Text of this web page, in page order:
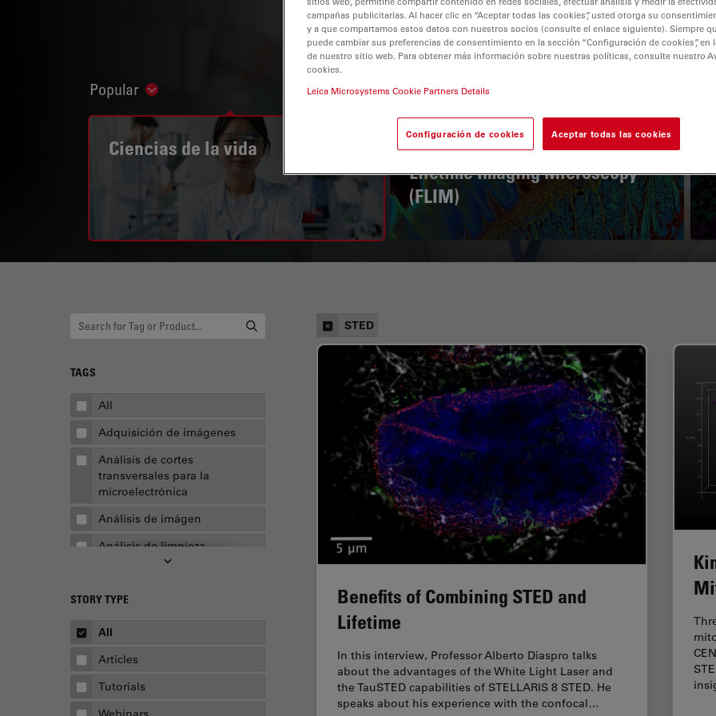
Popular Show subnavigation
Ciencias de la vida
A Guide to Fluorescence
Lifetime Imaging Microscopy
(FLIM)
TAGS
All
Adquisición de imágenes
Análisis de cortes
transversales para la
microelectrónica
Análisis de imágen
Análisis de limpieza
Apertura numérica
AR Surgery
Automoción y transporte
Biofarmacia
Biología celular
STORY TYPE
All
Articles
Tutorials
STED
Benefits of Combining STED and
Lifetime
In this interview, Professor Alberto Diaspro talks
about the advantages of the White Light Laser and
the TauSTED capabilities of STELLARIS 8 STED. He
speaks about his experience with the confocal…
campañas publicitarias. Al hacer clic en “Aceptar todas las cookies”, usted otorga su
y a que compartamos estos datos con nuestros socios (consulte el enlace siguiente). Siempre
puede cambiar sus preferencias de consentimiento en la sección “Configuración de cookies”, en
de nuestro sitio web. Para obtener más información sobre nuestras políticas, consulte nuestro
cookies.
Leica Microsystems Cookie Partners Details
Configuración de cookies Aceptar todas las cookies